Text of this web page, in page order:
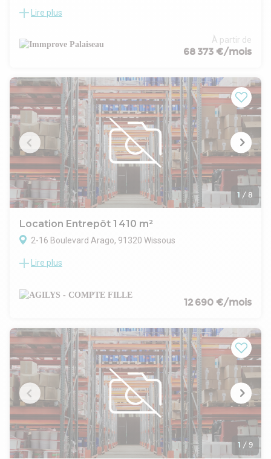
Idéalement situés au sein de la zone d'activité de Wissous, à
des principaux axes routiers (A6, A10 et A86), Immprove
vous propose à la location un bâtiment de 10 790 m²
adaptées aux besoins des entreprises en quête d'espaces
modernes, fonctionnels et performants.
Lire plus
À partir de
68 373 €/mois
1 / 8
Location Entrepôt 1 410 m²
2-16 Boulevard Arago, 91320 Wissous
Parc de LESSEPS
logistiques / bureaux , située au coeur du Parc d'activité de
Morangis.
- Durée : 3/6/9 ans
- Fiscalité : TVA
- Indice : ILAT
- Indexation : Annuelle, date prise effet
- Dépôt de garantie : 3 mois
- Loyers et charges : Trimestriels et d'avance
Lire plus
12 690 €/mois
1 / 9